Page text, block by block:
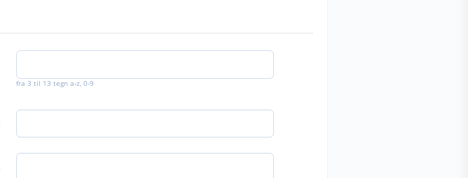
fra 3 til 13 tegn a-z, 0-9